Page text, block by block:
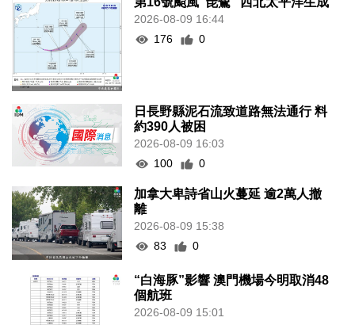
2026-08-09 16:44
176
0
日長野縣泥石流致道路無法通行 料
約390人被困
2026-08-09 16:03
100
0
加拿大卑詩省山火蔓延 逾2萬人撤
離
2026-08-09 15:38
83
0
“白海豚”影響 澳門機場今明取消48
個航班
2026-08-09 15:01